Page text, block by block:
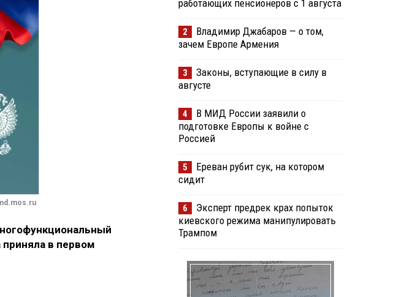
в первом
работающих пенсионеров с 1 августа
2
Владимир Джабаров — о том,
зачем Европе Армения
3
Законы, вступающие в силу в
августе
4
В МИД России заявили о
подготовке Европы к войне с
Россией
5
Ереван рубит сук, на котором
сидит
6
Эксперт предрек крах попыток
киевского режима манипулировать
Трампом